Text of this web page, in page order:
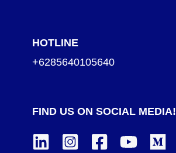
HOTLINE
+6285640105640
FIND US ON SOCIAL MEDIA!